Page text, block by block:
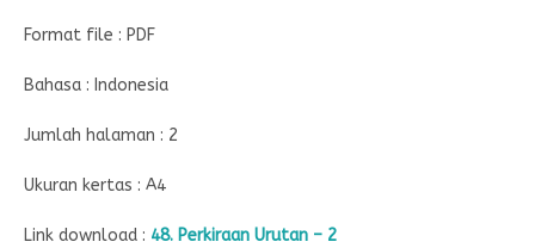
Format file : PDF
Bahasa : Indonesia
Jumlah halaman : 2
Ukuran kertas : A4
Link download : 48. Perkiraan Urutan – 2